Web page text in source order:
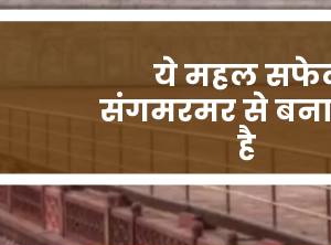
ये महल
संगमरमर से